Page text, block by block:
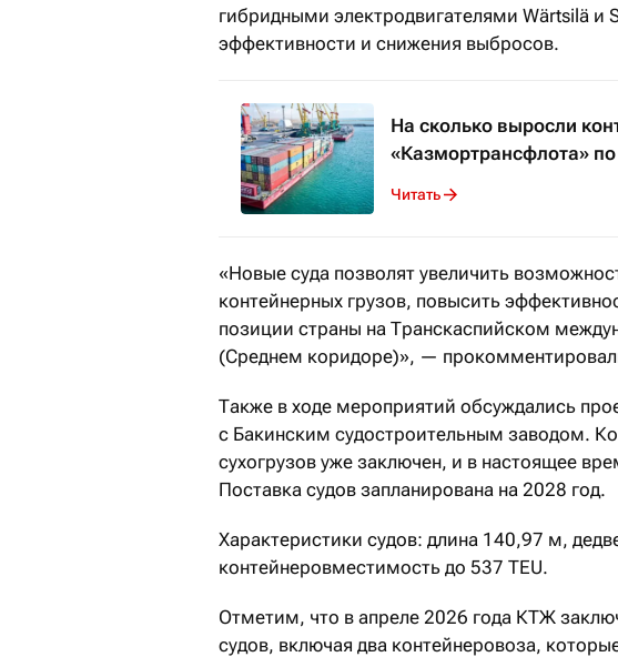
гибридными электродвигателями Wärtsilä и
эффективности и снижения выбросов.
На сколько выросли
«Казмортрансфлота»
Читать
«Новые суда позволят увеличить
контейнерных грузов, повысить
позиции страны на Транскаспийском
(Среднем коридоре)», —
Также в ходе мероприятий обсуждались
с Бакинским судостроительным заводом.
сухогрузов уже заключен, и в настоящее
Поставка судов запланирована на 2028 год.
Характеристики судов: длина 140,97 м,
контейнеровместимость до 537 TEU.
Отметим, что в апреле 2026 года КТЖ
судов, включая два контейнеровоза,